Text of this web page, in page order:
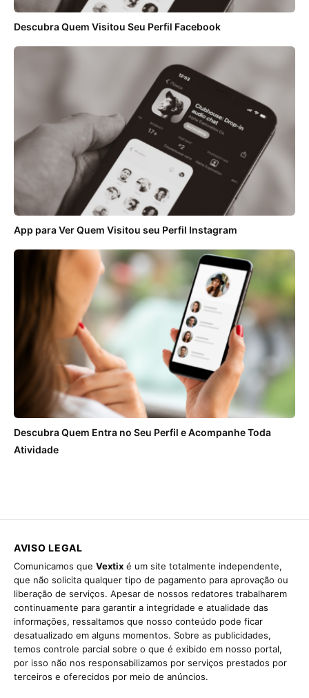
Descubra Quem Visitou Seu Perfil Facebook
App para Ver Quem Visitou seu Perfil Instagram
Descubra Quem Entra no Seu Perfil e Acompanhe Toda
Atividade
AVISO LEGAL
Comunicamos que Vextix é um site totalmente independente,
que não solicita qualquer tipo de pagamento para aprovação ou
liberação de serviços. Apesar de nossos redatores trabalharem
continuamente para garantir a integridade e atualidade das
informações, ressaltamos que nosso conteúdo pode ficar
desatualizado em alguns momentos. Sobre as publicidades,
temos controle parcial sobre o que é exibido em nosso portal,
por isso não nos responsabilizamos por serviços prestados por
terceiros e oferecidos por meio de anúncios.